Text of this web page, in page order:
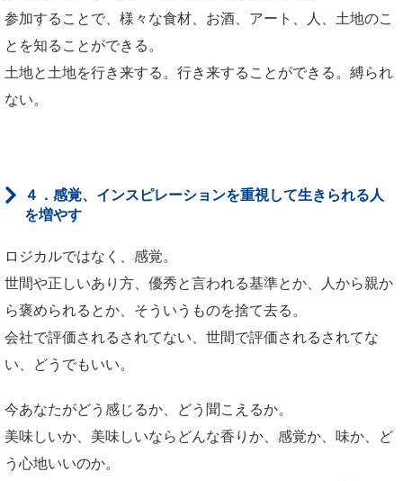
参加することで、様々な食材、お酒、アート、人、土地のこ
とを知ることができる。
土地と土地を行き来する。行き来することができる。縛られ
ない。
４．感覚、インスピレーションを重視して生きられる人
を増やす
ロジカルではなく、感覚。
世間や正しいあり方、優秀と言われる基準とか、人から親か
ら褒められるとか、そういうものを捨て去る。
会社で評価されるされてない、世間で評価されるされてな
い、どうでもいい。
今あなたがどう感じるか、どう聞こえるか。
美味しいか、美味しいならどんな香りか、感覚か、味か、ど
う心地いいのか。